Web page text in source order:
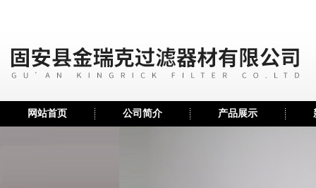
网站首页 公司简介 产品展示